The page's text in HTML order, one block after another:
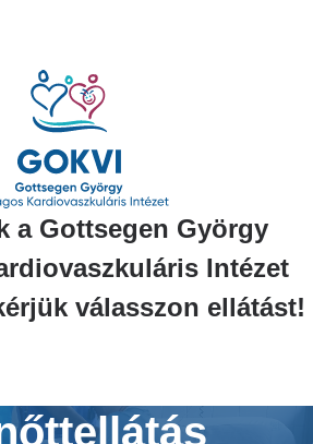
a Gottsegen György
Intézet
válasszon ellátást!